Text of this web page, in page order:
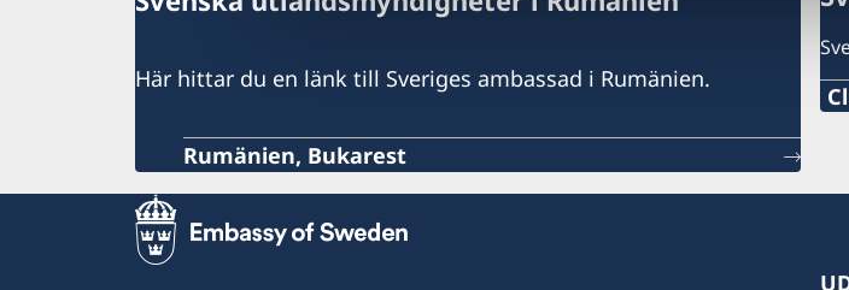
Här hittar du en länk till Sveriges ambassad i Rumänien.
Rumänien, Bukarest